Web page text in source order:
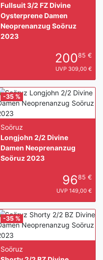
Fullsuit 3/2 FZ Divine
Oysterprene Damen
Neoprenanzug Soöruz
2023
20085 €
UVP 309,00 €
Soöruz
Longjohn 2/2 Divine
Damen Neoprenanzug
Soöruz 2023
9685 €
UVP 149,00 €
-35 %
Soöruz
-35 %